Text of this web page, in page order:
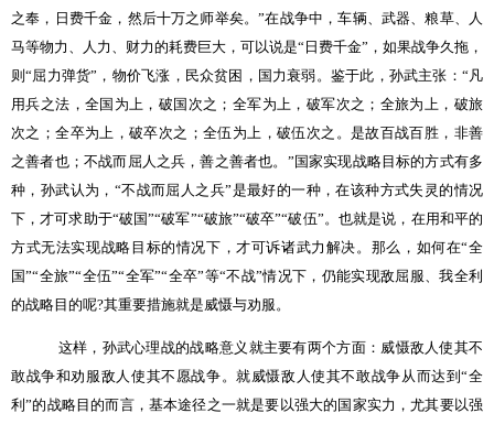
之奉，日费千金，然后十万之师举矣。”在战争中，车辆、武器、粮草、人
马等物力、人力、财力的耗费巨大，可以说是“日费千金”，如果战争久拖，
则“屈力弹货”，物价飞涨，民众贫困，国力衰弱。鉴于此，孙武主张：“凡
用兵之法，全国为上，破国次之；全军为上，破军次之；全旅为上，破旅
次之；全卒为上，破卒次之；全伍为上，破伍次之。是故百战百胜，非善
之善者也；不战而屈人之兵，善之善者也。”国家实现战略目标的方式有多
种，孙武认为，“不战而屈人之兵”是最好的一种，在该种方式失灵的情况
下，才可求助于“破国”“破军”“破旅”“破卒”“破伍”。也就是说，在用和平的
方式无法实现战略目标的情况下，才可诉诸武力解决。那么，如何在“全
国”“全旅”“全伍”“全军”“全卒”等“不战”情况下，仍能实现敌屈服、我全利
的战略目的呢?其重要措施就是威慑与劝服。
这样，孙武心理战的战略意义就主要有两个方面：威慑敌人使其不
敢战争和劝服敌人使其不愿战争。就威慑敌人使其不敢战争从而达到“全
利”的战略目的而言，基本途径之一就是要以强大的国家实力，尤其要以强